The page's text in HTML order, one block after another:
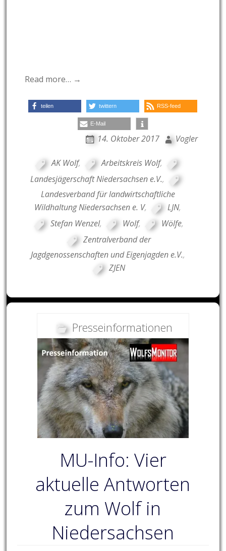
Read more… →
teilen twittern RSS-feed
E-Mail
14. Oktober 2017 Vogler
AK Wolf, Arbeitskreis Wolf,
Landesjägerschaft Niedersachsen e.V.,
Landesverband für landwirtschaftliche
Wildhaltung Niedersachsen e. V, LJN,
Stefan Wenzel, Wolf, Wölfe,
Zentralverband der
Jagdgenossenschaften und Eigenjagden e.V.,
ZJEN
Presseinformationen
MU-Info: Vier
aktuelle Antworten
zum Wolf in
Niedersachsen